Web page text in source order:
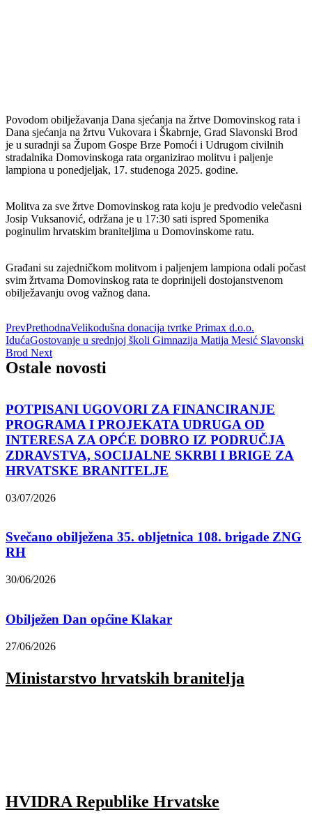
Povodom obilježavanja Dana sjećanja na žrtve Domovinskog rata i
Dana sjećanja na žrtvu Vukovara i Škabrnje, Grad Slavonski Brod
je u suradnji sa Župom Gospe Brze Pomoći i Udrugom civilnih
stradalnika Domovinskoga rata organizirao molitvu i paljenje
lampiona u ponedjeljak, 17. studenoga 2025. godine.
Molitva za sve žrtve Domovinskog rata koju je predvodio velečasni
Josip Vuksanović, održana je u 17:30 sati ispred Spomenika
poginulim hrvatskim braniteljima u Domovinskome ratu.
Građani su zajedničkom molitvom i paljenjem lampiona odali počast
svim žrtvama Domovinskog rata te doprinijeli dostojanstvenom
obilježavanju ovog važnog dana.
PrevPrethodnaVelikodušna donacija tvrtke Primax d.o.o.
IdućaGostovanje u srednjoj školi Gimnazija Matija Mesić Slavonski
Brod Next
Ostale novosti
POTPISANI UGOVORI ZA FINANCIRANJE
PROGRAMA I PROJEKATA UDRUGA OD
INTERESA ZA OPĆE DOBRO IZ PODRUČJA
ZDRAVSTVA, SOCIJALNE SKRBI I BRIGE ZA
HRVATSKE BRANITELJE
03/07/2026
Svečano obilježena 35. obljetnica 108. brigade ZNG
RH
30/06/2026
Obilježen Dan općine Klakar
27/06/2026
Ministarstvo hrvatskih branitelja
HVIDRA Republike Hrvatske